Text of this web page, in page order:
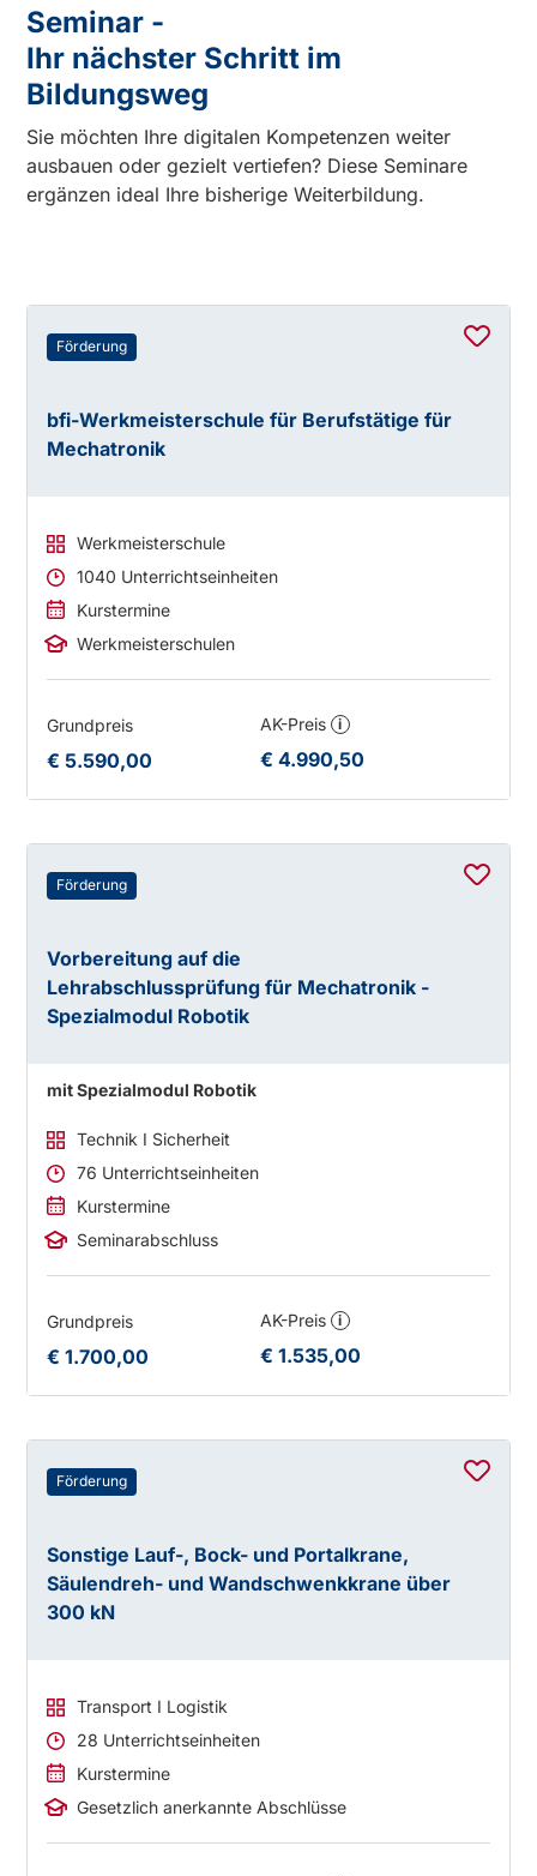
Seminar -
Ihr nächster Schritt im
Bildungsweg
Sie möchten Ihre digitalen Kompetenzen weiter
ausbauen oder gezielt vertiefen? Diese Seminare
ergänzen ideal Ihre bisherige Weiterbildung.
Förderung
bfi-Werkmeisterschule für Berufstätige für
Mechatronik
Werkmeisterschule
1040 Unterrichtseinheiten
Kurstermine
Werkmeisterschulen
Grundpreis
€ 5.590,00
AK-Preis i
€ 4.990,50
Förderung
Vorbereitung auf die
Lehrabschlussprüfung für Mechatronik -
Spezialmodul Robotik
mit Spezialmodul Robotik
Technik I Sicherheit
76 Unterrichtseinheiten
Kurstermine
Seminarabschluss
Grundpreis
€ 1.700,00
AK-Preis i
€ 1.535,00
Förderung
Sonstige Lauf-, Bock- und Portalkrane,
Säulendreh- und Wandschwenkkrane über
300 kN
Transport I Logistik
28 Unterrichtseinheiten
Kurstermine
Gesetzlich anerkannte Abschlüsse